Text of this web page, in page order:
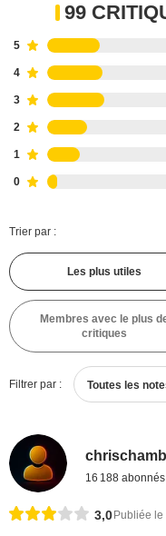
99
5
4
3
2
1
0
Trier par :
Les plus utiles
Membres avec le plus
critiques
Filtrer par : Toutes les
16 188 abonnés
3,0 Publiée